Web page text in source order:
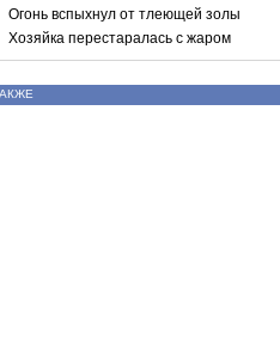
Огонь вспыхнул от тлеющей золы
Хозяйка перестаралась с жаром